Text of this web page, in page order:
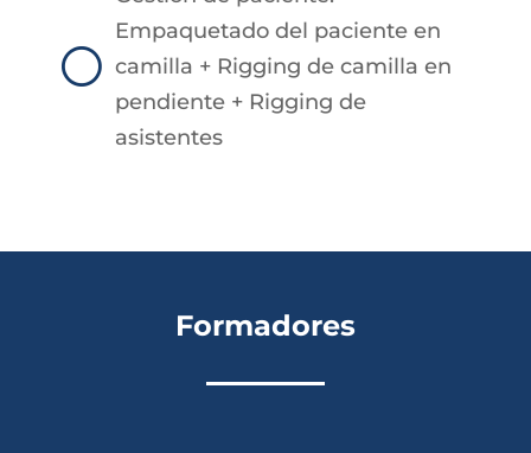
[
Empaquetado del paciente en
camilla + Rigging de camilla en
pendiente + Rigging de
asistentes
Formadores